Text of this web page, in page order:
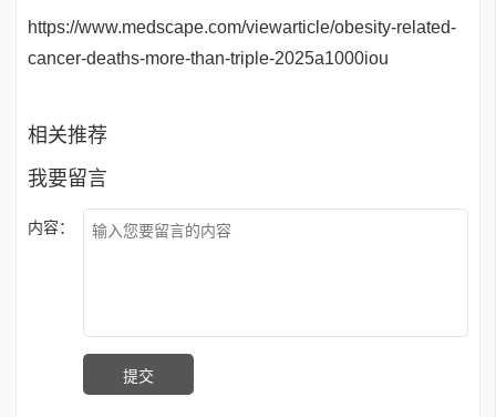
https://www.medscape.com/viewarticle/obesity-related-
cancer-deaths-more-than-triple-2025a1000iou
相关推荐
我要留言
内容：